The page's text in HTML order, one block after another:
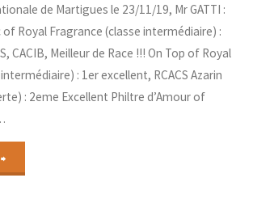
de Martigues le 23/11/19, Mr GATTI :
Royal Fragrance (classe intermédiaire) :
CACIB, Meilleur de Race !!! On Top of Royal
: 1er excellent, RCACS Azarin
: 2eme Excellent Philtre d’Amour of